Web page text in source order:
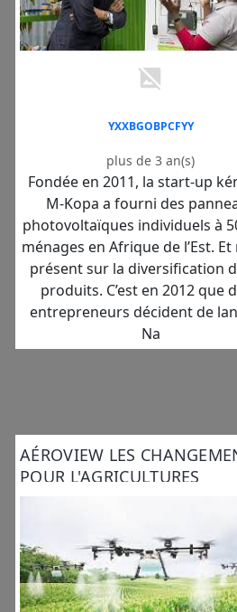
YXXBGOBPCFYY
plus de 3 an(s)
Fondée en 2011, la start-up
M-Kopa a fourni des
photovoltaïques individuels à
ménages en Afrique de l’Est. Et
présent sur la diversification
produits. C’est en 2012 que
entrepreneurs décident de
Na
AÉROVIEW LES
POUR L'AGRICULTURES